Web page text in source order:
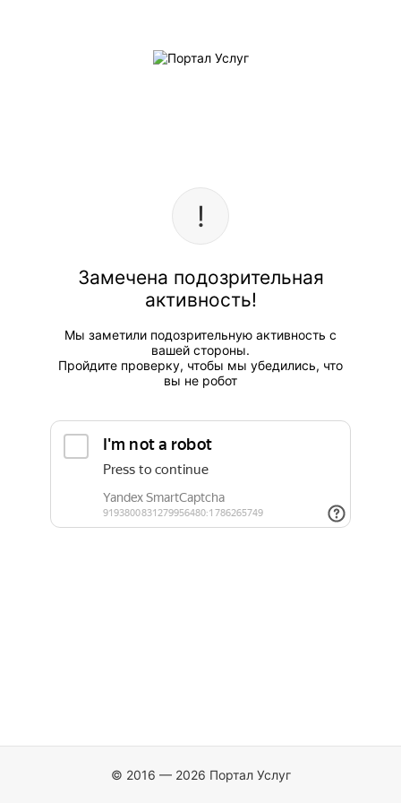
Замечена подозрительная
активность!
Мы заметили подозрительную активность с
вашей стороны.
Пройдите проверку, чтобы мы убедились, что
вы не робот
© 2016 — 2026 Портал Услуг